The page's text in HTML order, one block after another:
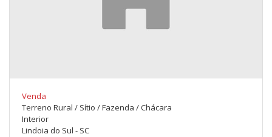
Venda
Terreno Rural / Sítio / Fazenda / Chácara
Interior
Lindoia do Sul - SC